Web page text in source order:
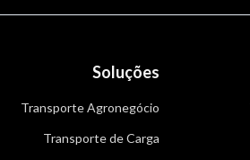
Soluções
Transporte Agronegócio
Transporte de Carga